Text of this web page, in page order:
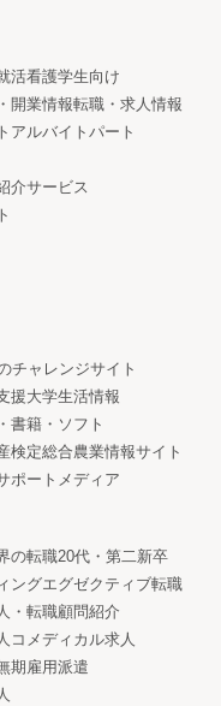
活看護学生向け
開業情報転職・求人情報
アルバイト パート
介サービス
チャレンジサイト
援大学生活情報
書籍・ソフト
検定総合農業情報サイト
ポートメディア
の転職20代・第二新卒
ングエグゼクティブ転職
・転職顧問紹介
コメディカル求人
期雇用派遣